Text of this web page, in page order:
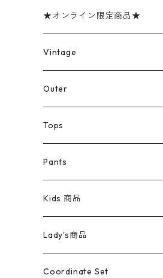
★オンライン限定商品★
ミリタリーデッドストック
アウター
デニムジャケット
ミリタリージャケット
トップス
半袖シャツ
長袖シャツ
パンツ
デニムパンツ
ミリタリーパンツ
レディース
アウター
トップス
キッズ
アウター
ライフスタイル雑貨
Vintage
Jacket
Tee
Sweat Shirts
REVERSE WEAVE
Pants
Shirts
Ladies
Outer
コート
デニムジャケット
ミリタリージャケット
スウィングトップ
アウトドアナイロンジャケット
Tops
Tシャツ
長袖シャツ
ブランドシャツ
ストライプシャツ
半袖シャツ
ポロシャツ
Pants
デニムパンツ
501,505
バギーズデニム
ミリタリーパンツ
チノパンツ
Kids 商品
Vintage
Tops
Tops
Lady's商品
Tシャツ
Coordinate Set